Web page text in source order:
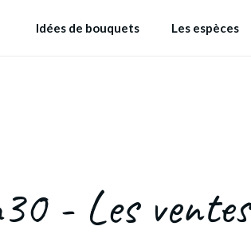
Idées de bouquets Les espèces
- Les ventes